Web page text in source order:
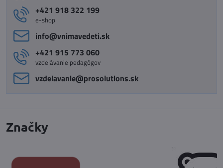
+421 918 322 199
e-shop
info​@vnimavedeti​.sk
+421 915 773 060
vzdelávanie pedagógov
vzdelavanie​@prosolutions​.sk
Značky